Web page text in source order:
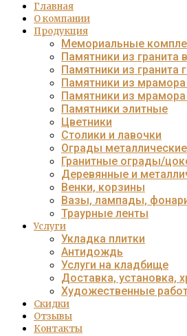
Главная
О компании
Продукция
Мемориальные
Памятники из гранита
Памятники из гранита
Памятники из
Памятники из
Памятники элитные
Цветники
Столики и лавочки
Ограды металлические
Гранитные ограды/
Деревянные и
Венки, корзины
Вазы, лампады,
Траурные ленты
Услуги
Укладка плитки
Антидождь
Услуги на кладбище
Доставка, установка,
Художественные
Скидки
Отзывы
Контакты